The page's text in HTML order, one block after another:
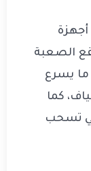
الصعبة
ما يسرع
كما
تسحب